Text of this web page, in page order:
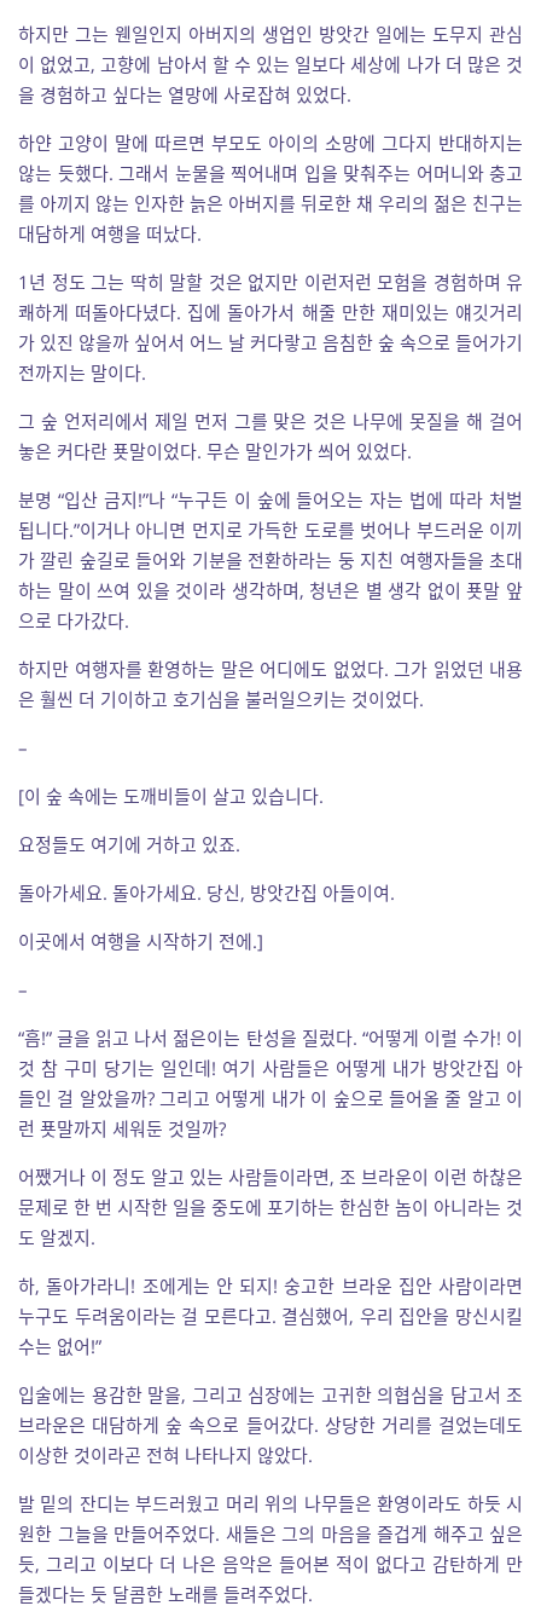
하지만 그는 웬일인지 아버지의 생업인 방앗간 일에는 도무지 관심
이 없었고, 고향에 남아서 할 수 있는 일보다 세상에 나가 더 많은 것
을 경험하고 싶다는 열망에 사로잡혀 있었다.
하얀 고양이 말에 따르면 부모도 아이의 소망에 그다지 반대하지는
않는 듯했다. 그래서 눈물을 찍어내며 입을 맞춰주는 어머니와 충고
를 아끼지 않는 인자한 늙은 아버지를 뒤로한 채 우리의 젊은 친구는
대담하게 여행을 떠났다.
1년 정도 그는 딱히 말할 것은 없지만 이런저런 모험을 경험하며 유
쾌하게 떠돌아다녔다. 집에 돌아가서 해줄 만한 재미있는 얘깃거리
가 있진 않을까 싶어서 어느 날 커다랗고 음침한 숲 속으로 들어가기
전까지는 말이다.
그 숲 언저리에서 제일 먼저 그를 맞은 것은 나무에 못질을 해 걸어
놓은 커다란 푯말이었다. 무슨 말인가가 씌어 있었다.
분명 “입산 금지!”나 “누구든 이 숲에 들어오는 자는 법에 따라 처벌
됩니다.”이거나 아니면 먼지로 가득한 도로를 벗어나 부드러운 이끼
가 깔린 숲길로 들어와 기분을 전환하라는 둥 지친 여행자들을 초대
하는 말이 쓰여 있을 것이라 생각하며, 청년은 별 생각 없이 푯말 앞
으로 다가갔다.
하지만 여행자를 환영하는 말은 어디에도 없었다. 그가 읽었던 내용
은 훨씬 더 기이하고 호기심을 불러일으키는 것이었다.
–
[이 숲 속에는 도깨비들이 살고 있습니다.
요정들도 여기에 거하고 있죠.
돌아가세요. 돌아가세요. 당신, 방앗간집 아들이여.
이곳에서 여행을 시작하기 전에.]
–
“흠!” 글을 읽고 나서 젊은이는 탄성을 질렀다. “어떻게 이럴 수가! 이
것 참 구미 당기는 일인데! 여기 사람들은 어떻게 내가 방앗간집 아
들인 걸 알았을까? 그리고 어떻게 내가 이 숲으로 들어올 줄 알고 이
런 푯말까지 세워둔 것일까?
어쨌거나 이 정도 알고 있는 사람들이라면, 조 브라운이 이런 하찮은
문제로 한 번 시작한 일을 중도에 포기하는 한심한 놈이 아니라는 것
도 알겠지.
하, 돌아가라니! 조에게는 안 되지! 숭고한 브라운 집안 사람이라면
누구도 두려움이라는 걸 모른다고. 결심했어, 우리 집안을 망신시킬
수는 없어!”
입술에는 용감한 말을, 그리고 심장에는 고귀한 의협심을 담고서 조
브라운은 대담하게 숲 속으로 들어갔다. 상당한 거리를 걸었는데도
이상한 것이라곤 전혀 나타나지 않았다.
발 밑의 잔디는 부드러웠고 머리 위의 나무들은 환영이라도 하듯 시
원한 그늘을 만들어주었다. 새들은 그의 마음을 즐겁게 해주고 싶은
듯, 그리고 이보다 더 나은 음악은 들어본 적이 없다고 감탄하게 만
들겠다는 듯 달콤한 노래를 들려주었다.